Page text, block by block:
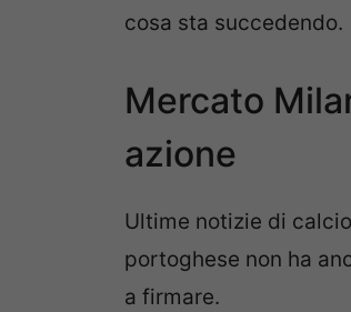
cosa sta succedendo.
Mercato
azione
Ultime notizie di
portoghese non ha
a firmare.